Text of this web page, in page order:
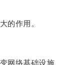
的作用。
网络基础设施